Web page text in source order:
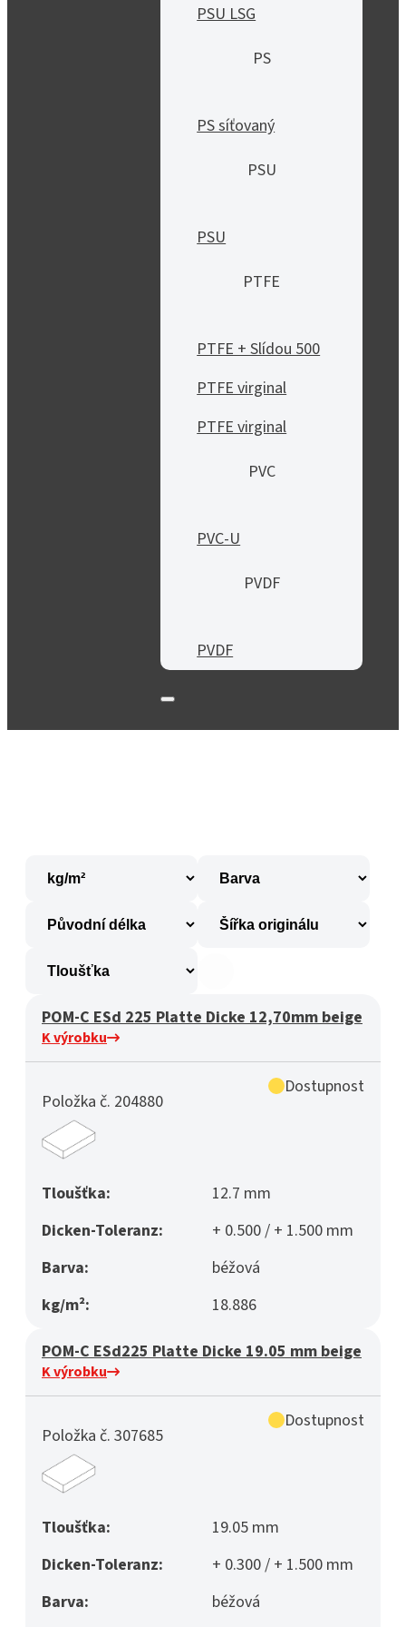
PSU LSG
PS
PS síťovaný
PSU
PSU
PTFE
PTFE + Slídou 500
PTFE virginal
PTFE virginal
PVC
PVC-U
PVDF
PVDF
POM-C ESd 225 Platte Dicke 12,70mm beige
K výrobku
Položka č. 204880
Dostupnost
Tloušťka:
12.7 mm
Dicken-Toleranz:
+ 0.500 / + 1.500 mm
Barva:
béžová
kg/m²:
18.886
POM-C ESd225 Platte Dicke 19.05 mm beige
K výrobku
Položka č. 307685
Dostupnost
Tloušťka:
19.05 mm
Dicken-Toleranz:
+ 0.300 / + 1.500 mm
Barva:
béžová